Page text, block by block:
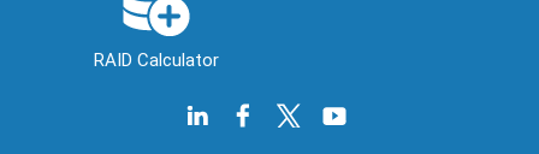
RAID Calculator